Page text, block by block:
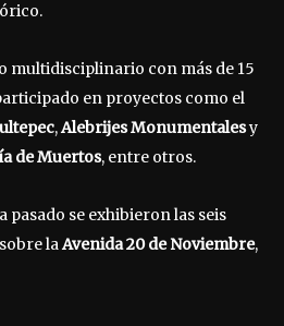
multidisciplinario con más de 15
en proyectos como el
,Alebrijes Monumentalesy
de Muertos, entre otros.
pasado se exhibieron las seis
laAvenida 20 de Noviembre,